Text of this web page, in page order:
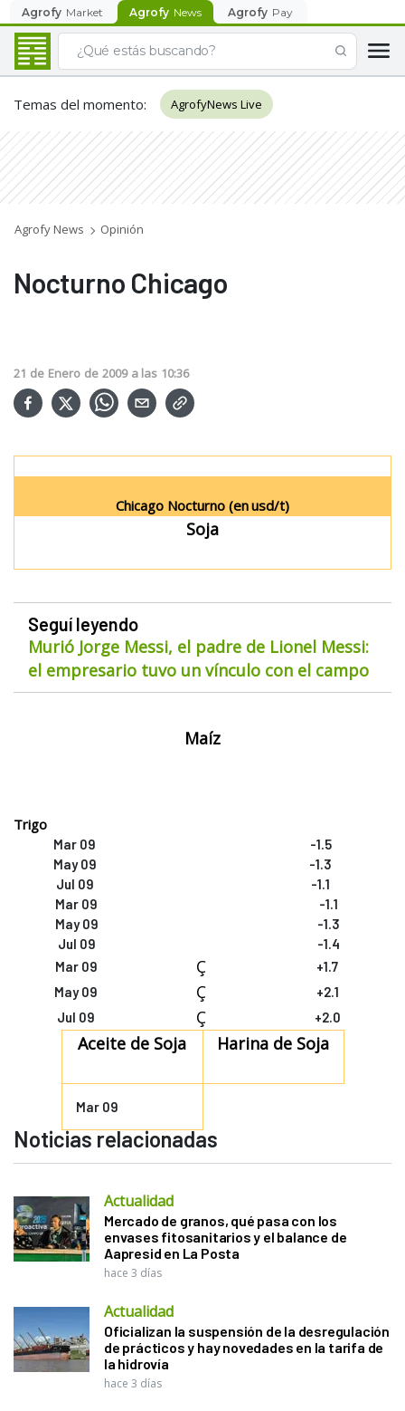
Agrofy Market Agrofy News Agrofy Pay
Temas del momento: AgrofyNews Live
Agrofy News Opinión
Nocturno Chicago
21 de Enero de 2009 a las 10:36
Chicago Nocturno (enusd/t)
Soja
Seguí leyendo
Murió Jorge Messi, el padre de Lionel Messi:
el empresario tuvo un vínculo con el campo
Maíz
Trigo
Mar 09
-1.5
May 09
-1.3
Jul 09
-1.1
Mar 09
-1.1
May 09
-1.3
Jul 09
-1.4
Mar 09
Ç
+1.7
May 09
Ç
+2.1
Jul 09
Ç +2.0
Aceite de Soja Harina de Soja
Mar 09
Noticias relacionadas
Actualidad
Mercado de granos, qué pasa con los
envases fitosanitarios y el balance de
Aapresid en La Posta
hace 3 días
Actualidad
Oficializan la suspensión de la desregulación
de prácticos y hay novedades en la tarifa de
la hidrovía
hace 3 días